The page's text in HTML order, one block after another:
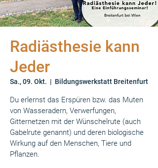
Radiästhesie kann
Jeder
Sa., 09. Okt.
  |
Bildungswerkstatt Breitenfurt
Du erlernst das Erspüren bzw. das Muten
von Wasseradern, Verwerfungen,
Gitternetzen mit der Wünschelrute (auch
Gabelrute genannt) und deren biologische
Wirkung auf den Menschen, Tiere und
Pflanzen.